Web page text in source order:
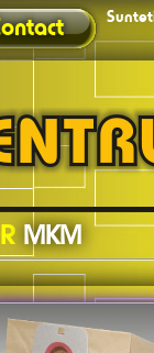
MKM